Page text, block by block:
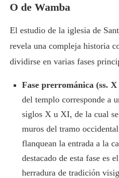
O de Wamba
El estudio de la iglesia de
revela una compleja historia
dividirse en varias fases
Fase prerrománica (ss.
del templo corresponde a
siglos X u XI, de la cual
muros del tramo
flanquean la entrada a la
destacado de esta fase es
herradura de tradición